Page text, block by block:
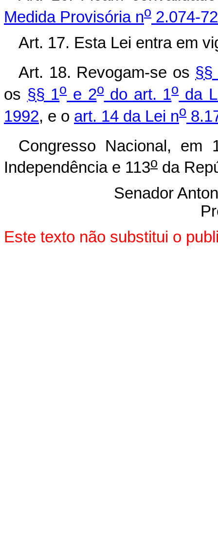
Medida Provisória no 2.074-
Art. 17. Esta Lei entra em
Art. 18. Revogam-se os §§
os §§ 1oe 2odo art. 1oda
1992, e o art. 14 da Lei no
Congresso Nacional,
Independência e 113o da
Senador
Este texto não substitui o